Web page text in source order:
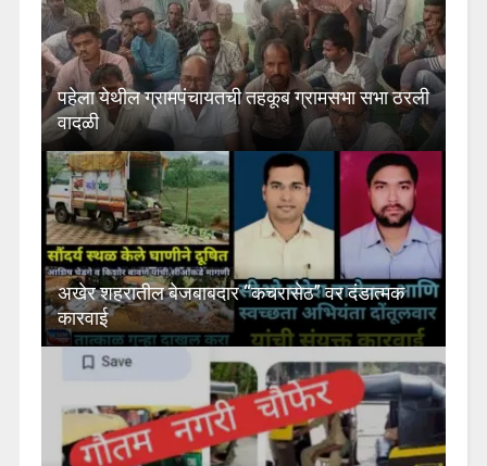
पहेला येथील ग्रामपंचायतची तहकूब ग्रामसभा सभा ठरली
वादळी
अखेर शहरातील बेजबाबदार “कचरासेठ” वर दंडात्मक
कारवाई